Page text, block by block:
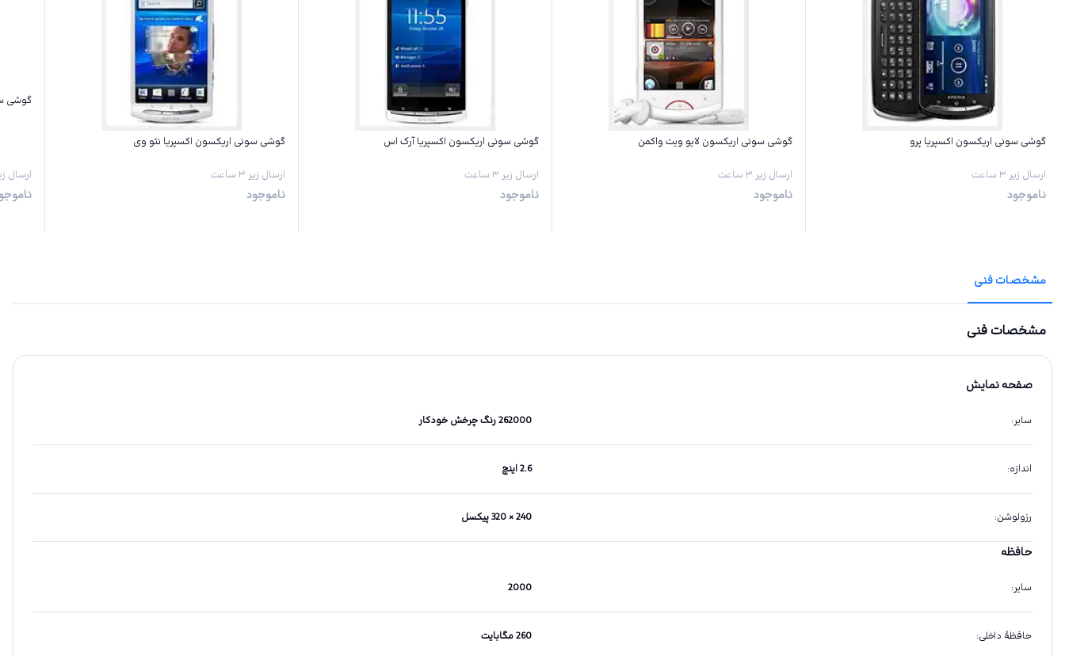
گوشی سونی اریکسون اکسپریا پرو
ارسال زیر ۳ ساعت
ناموجود
گوشی سونی اریکسون لایو ویت واکمن
ارسال زیر ۳ ساعت
ناموجود
گوشی سونی اریکسون اکسپریا آرک اس
ارسال زیر ۳ ساعت
ناموجود
گوشی سونی اریکسون اکسپریا نئو وی
ارسال زیر ۳ ساعت
ناموجود
گوشی
ارسال زیر ۳
مشخصات فنی
مشخصات فنی
صفحه نمایش
سایر: 262000 رنگ چرخش خودکار
اندازه: 2.6 اینچ
رزولوشن: 240 × 320 پیکسل
حافظه
سایر:
2000
حافظهٔ داخلی: 260 مگابایت